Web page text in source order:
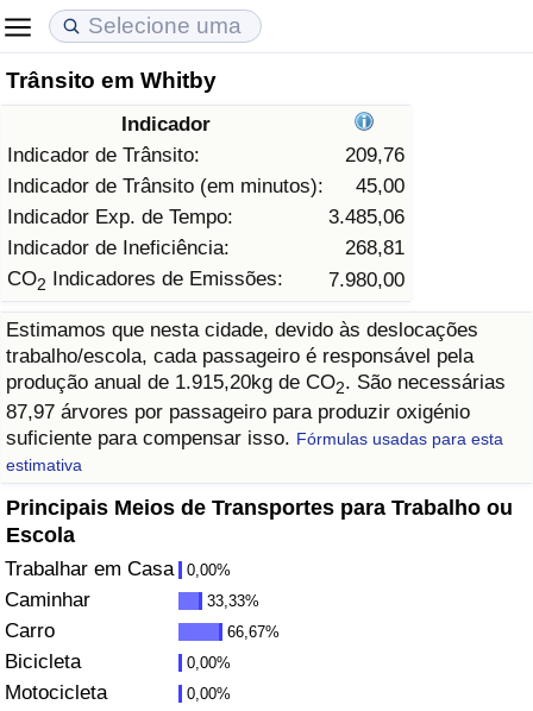
Trânsito em Whitby
Indicador
Indicador de Trânsito:
209,76
Indicador de Trânsito (em minutos):
45,00
Indicador Exp. de Tempo:
3.485,06
Indicador de Ineficiência:
268,81
CO2 Indicadores de Emissões: 7.980,00
Estimamos que nesta cidade, devido às deslocações
trabalho/escola, cada passageiro é responsável pela
produção anual de 1.915,20kg de CO2. São necessárias
87,97 árvores por passageiro para produzir oxigénio
suficiente para compensar isso. Fórmulas usadas para esta
estimativa
Principais Meios de Transportes para Trabalho ou
Escola
Trabalhar em Casa 0,00%
Caminhar 33,33%
Carro 66,67%
Bicicleta 0,00%
Motocicleta 0,00%
Custo de Vida
Indicador de Custo de Vida (Atual)
Indicador de Custo de Vida
Indicador de Custo de Vida Por País
em Aqaba
Preços de Imóveis
Indicador de Preços de Imóveis (Atual)
Indicador de Preços de Imóveis
Indicador de Preços de Imóveis por País
Qualidade de Vida
Indicador de Qualidade de Vida
Indicador de Qualidade de Vida (Atual)
Índice de qualidade de vida por país
Crime
Taxa do Indicador de Crime (Atual)
Indicador de Crime
Índice de criminalidade por país
Saúde
Indicador de Saúde (Atual)
Indicador de Saúde